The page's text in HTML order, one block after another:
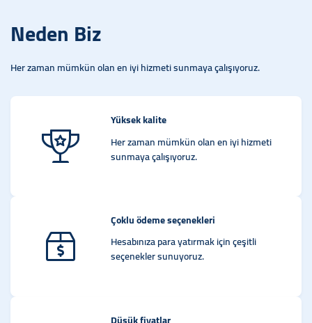
Neden Biz
Her zaman mümkün olan en iyi hizmeti sunmaya çalışıyoruz.
Yüksek kalite
Her zaman mümkün olan en iyi hizmeti
sunmaya çalışıyoruz.
Çoklu ödeme seçenekleri
Hesabınıza para yatırmak için çeşitli
seçenekler sunuyoruz.